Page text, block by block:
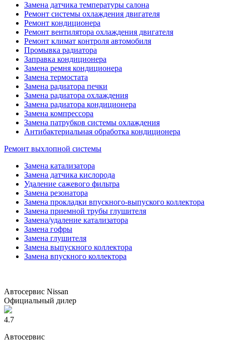
Замена датчика температуры салона
Ремонт системы охлаждения двигателя
Ремонт кондиционера
Ремонт вентилятора охлаждения двигателя
Ремонт климат контроля автомобиля
Промывка радиатора
Заправка кондиционера
Замена ремня кондиционера
Замена термостата
Замена радиатора печки
Замена радиатора охлаждения
Замена радиатора кондиционера
Замена компрессора
Замена патрубков системы охлаждения
Антибактериальная обработка кондиционера
Ремонт выхлопной системы
Замена катализатора
Замена датчика кислорода
Удаление сажевого фильтра
Замена резонатора
Замена прокладки впускного-выпуского коллектора
Замена приемной трубы глушителя
Замена/удаление катализатора
Замена гофры
Замена глушителя
Замена выпускного коллектора
Замена впускного коллектора
Автосервис Nissan
Официальный дилер
4.7
Автосервис